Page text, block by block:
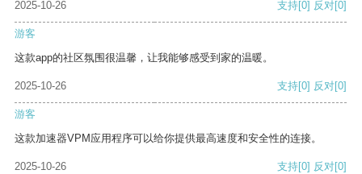
2025-10-26 支持[0] 反对[0]
游客
这款app的社区氛围很温馨，让我能够感受到家的温暖。
2025-10-26 支持[0] 反对[0]
游客
这款加速器VPM应用程序可以给你提供最高速度和安全性的连接。
2025-10-26 支持[0] 反对[0]